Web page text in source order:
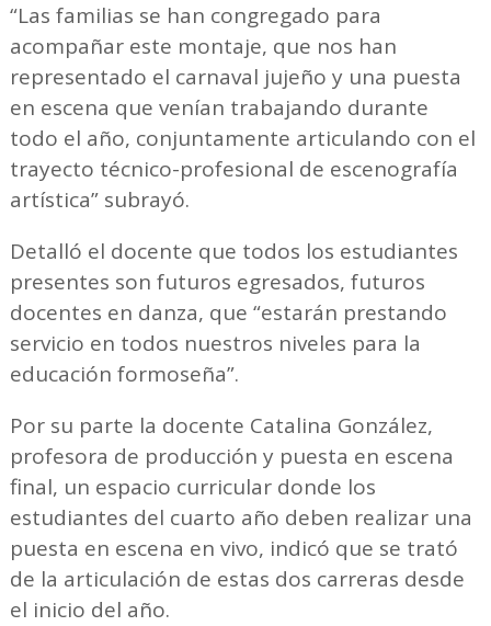
“Las familias se han congregado para
acompañar este montaje, que nos han
representado el carnaval jujeño y una puesta
en escena que venían trabajando durante
todo el año, conjuntamente articulando con el
trayecto técnico-profesional de escenografía
artística” subrayó.
Detalló el docente que todos los estudiantes
presentes son futuros egresados, futuros
docentes en danza, que “estarán prestando
servicio en todos nuestros niveles para la
educación formoseña”.
Por su parte la docente Catalina González,
profesora de producción y puesta en escena
final, un espacio curricular donde los
estudiantes del cuarto año deben realizar una
puesta en escena en vivo, indicó que se trató
de la articulación de estas dos carreras desde
el inicio del año.